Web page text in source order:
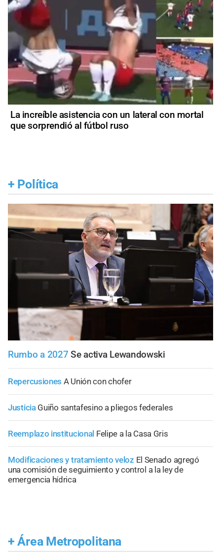
La increíble asistencia con un lateral con mortal
que sorprendió al fútbol ruso
+ Política
Rumbo a 2027 Se activa Lewandowski
Repercusiones A Unión con chofer
Justicia Guiño santafesino a pliegos federales
Reemplazo institucional Felipe a la Casa Gris
Modificaciones y tratamiento veloz El Senado agregó
una comisión de seguimiento y control a la ley de
emergencia hídrica
+ Área Metropolitana